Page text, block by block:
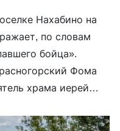
Нахабино на
по словам
бойца».
Фома
храма иерей